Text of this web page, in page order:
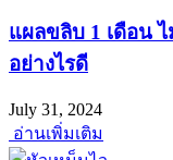
แผลขลิบ 1 เดือน
อย่างไรดี
July 31, 2024
อ่านเพิ่มเติม